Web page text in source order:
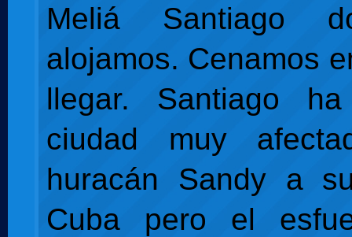
Meliá Santiago
alojamos. Cenamos
llegar. Santiago
ciudad muy
huracán Sandy a
Cuba pero el